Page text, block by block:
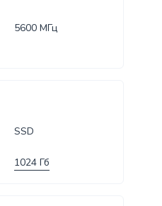
5600 МГц
SSD
1024 Гб